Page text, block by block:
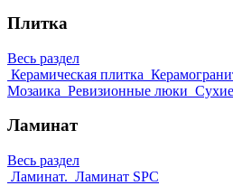
Плитка
Весь раздел
Керамическая плитка
Мозаика Ревизионные люки
Ламинат
Весь раздел
Ламинат. Ламинат SPC